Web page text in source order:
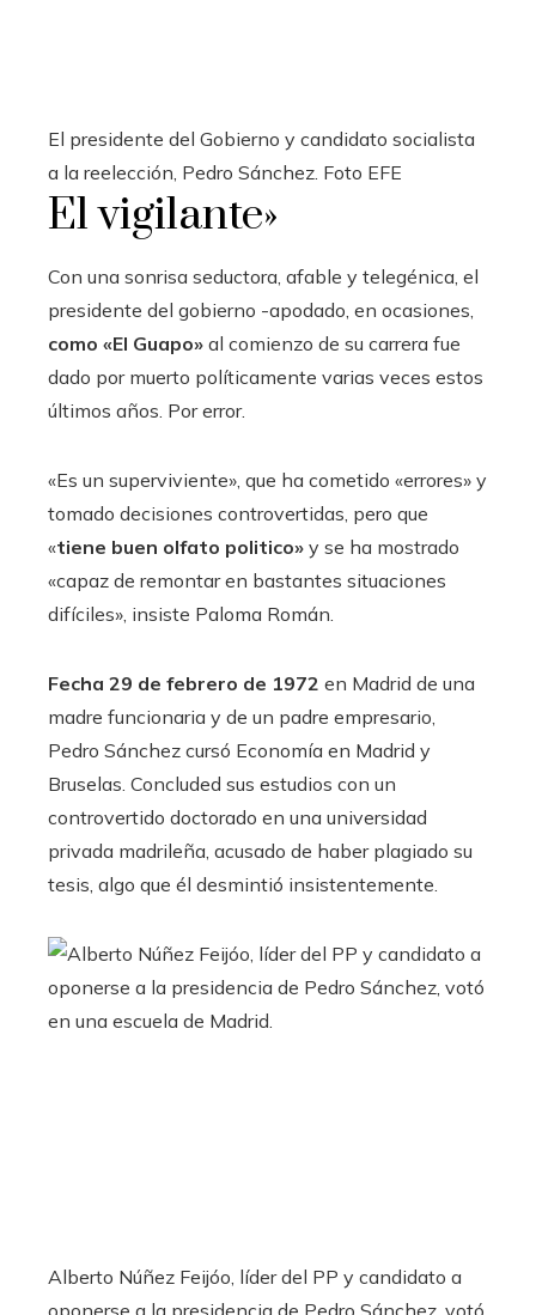
El presidente del Gobierno y candidato socialista
a la reelección, Pedro Sánchez. Foto EFE
El vigilante»
Con una sonrisa seductora, afable y telegénica, el
presidente del gobierno -apodado, en ocasiones,
como «El Guapo» al comienzo de su carrera fue
dado por muerto políticamente varias veces estos
últimos años. Por error.
«Es un superviviente», que ha cometido «errores» y
tomado decisiones controvertidas, pero que
«tiene buen olfato politico» y se ha mostrado
«capaz de remontar en bastantes situaciones
difíciles», insiste Paloma Román.
Fecha 29 de febrero de 1972 en Madrid de una
madre funcionaria y de un padre empresario,
Pedro Sánchez cursó Economía en Madrid y
Bruselas. Concluded sus estudios con un
controvertido doctorado en una universidad
privada madrileña, acusado de haber plagiado su
tesis, algo que él desmintió insistentemente.
Alberto Núñez Feijóo, líder del PP y candidato a
oponerse a la presidencia de Pedro Sánchez, votó